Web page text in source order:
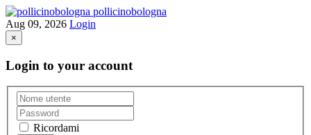
pollicinobologna
Aug 09, 2026 Login
×
Login to your account
Ricordami